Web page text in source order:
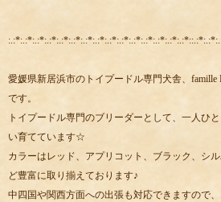
愛媛県新居浜市のトイプードル専門犬舎、famille
です。
トイプードル専門のブリーダーとして、一人ひ
い育てています☆
カラーはレッド、アプリコット、ブラック、シ
ど豊富に取り揃えております♪
中四国や関西方面への出張も対応できますので